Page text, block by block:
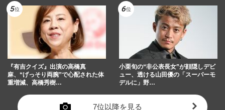
『有吉クイズ』出演の高橋真
麻、“げっそり両腕”で心配された体
重増減、高橋秀樹…
小栗旬の“非公表長女”が顔隠しデビ
ュー、透ける山田優の「スーパーモ
デルに」野…
7位以降を見る